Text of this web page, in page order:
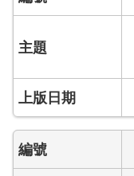
見
答
陳
情
系
統